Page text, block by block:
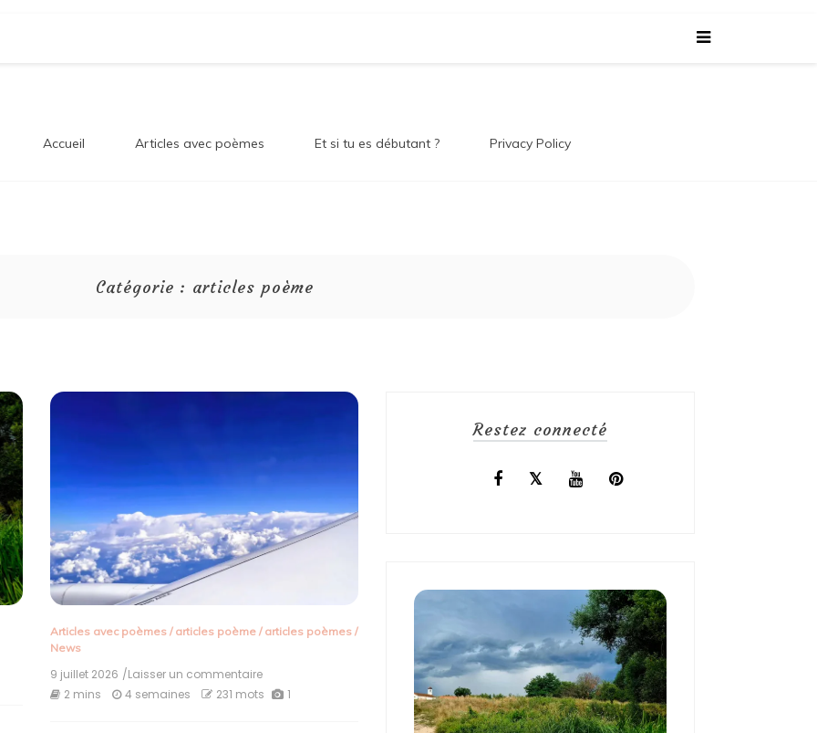
Sur Le
!
Accueil Articles avec poèmes Et si tu es débutant ? Privacy Policy
Catégorie : articles poème
Articles avec poèmes/ articles poème/ articles poèmes/
News
9 juillet 2026 /Laisser un commentaireon
Au-
2 mins 4 semaines 231 mots 1
Restez connecté